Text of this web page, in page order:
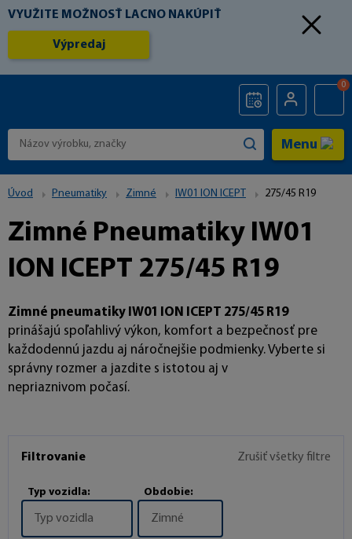
VYUŽITE MOŽNOSŤ LACNO NAKÚPIŤ
Výpredaj
0
Menu
Úvod Pneumatiky Zimné IW01 ION ICEPT 275/45 R19
Zimné Pneumatiky IW01
ION ICEPT 275/45 R19
Zimné pneumatiky IW01 ION ICEPT 275/45 R19
prinášajú spoľahlivý výkon, komfort a bezpečnosť pre
každodennú jazdu aj náročnejšie podmienky. Vyberte si
správny rozmer a jazdite s istotou aj v
nepriaznivom počasí.
Filtrovanie Zrušiť všetky filtre
Typ vozidla:
Typ vozidla
Obdobie:
Zimné